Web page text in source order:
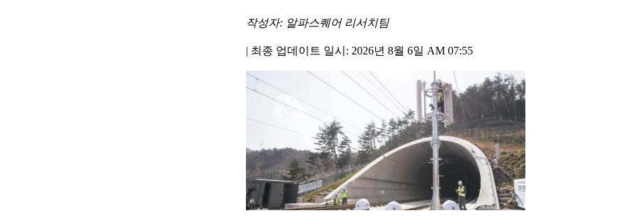
작성자: 알파스퀘어 리서치팀
| 최종 업데이트 일시: 2026년 8월 6일 AM 07:55